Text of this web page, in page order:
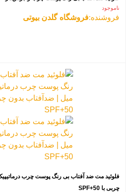
ناموجود
فروشنده:فروشگاه گلدن بیوتی
چربی با SPF+50